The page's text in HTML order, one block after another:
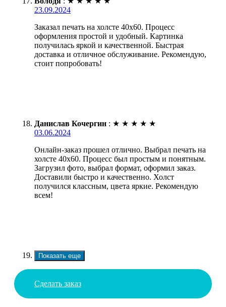
23.09.2024
Заказал печать на холсте 40х60. Процесс
оформления простой и удобный. Картинка
получилась яркой и качественной. Быстрая
доставка и отличное обслуживание. Рекомендую,
стоит попробовать!
Данислав Кочергин : ★ ★ ★ ★ ★
03.06.2024
Онлайн-заказ прошел отлично. Выбрал печать на
холсте 40х60. Процесс был простым и понятным.
Загрузил фото, выбрал формат, оформил заказ.
Доставили быстро и качественно. Холст
получился классным, цвета яркие. Рекомендую
всем!
Показать еще
Сделать заказ